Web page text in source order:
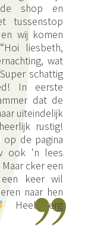
shop en
tussenstop
wij komen
liesbeth,
wat
schattig
In eerste
dat de
uiteindelijk
rustig!
de pagina
ook 'n lees
Maar cker een
keer wil
naar hen
Heel erg